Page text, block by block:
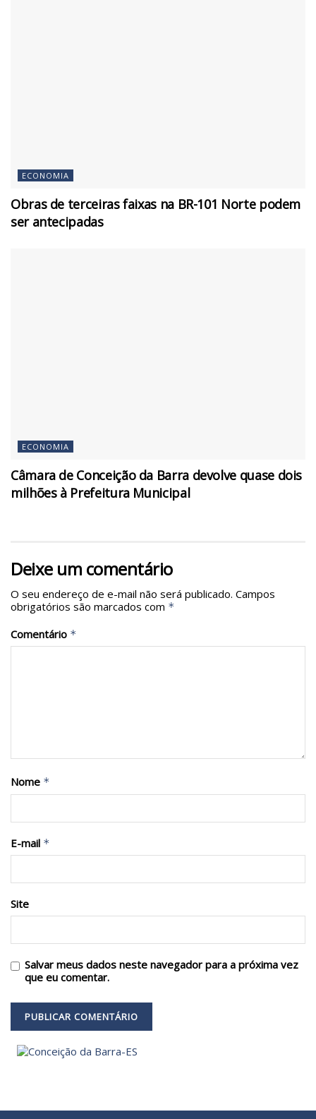
ECONOMIA
Obras de terceiras faixas na BR-101 Norte podem
ser antecipadas
ECONOMIA
Câmara de Conceição da Barra devolve quase dois
milhões à Prefeitura Municipal
Deixe um comentário
O seu endereço de e-mail não será publicado. Campos
obrigatórios são marcados com *
Comentário *
Nome *
E-mail *
Site
Salvar meus dados neste navegador para a próxima vez
que eu comentar.